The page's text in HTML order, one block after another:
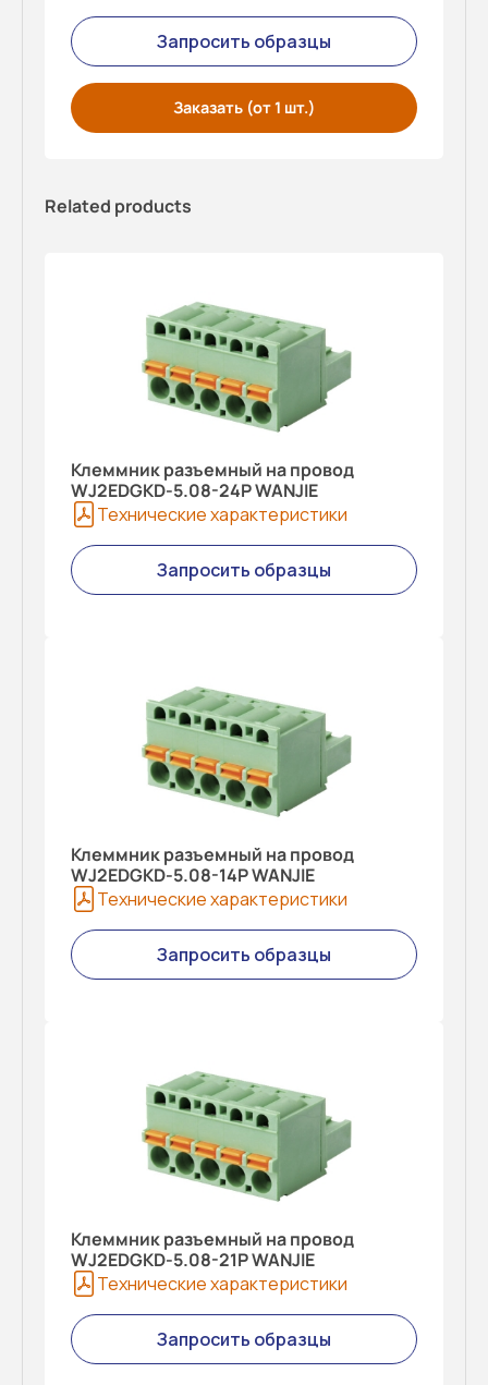
Запросить образцы
Заказать (от 1 шт.)
Related products
Клеммник разъемный на провод
WJ2EDGKD-5.08-24P WANJIE
Технические характеристики
Запросить образцы
Клеммник разъемный на провод
WJ2EDGKD-5.08-14P WANJIE
Технические характеристики
Запросить образцы
Клеммник разъемный на провод
WJ2EDGKD-5.08-21P WANJIE
Технические характеристики
Запросить образцы